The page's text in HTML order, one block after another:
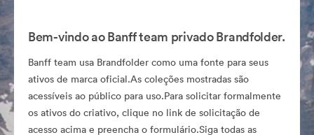
Bem-vindo ao Banff team privado Brandfolder.
Banff team usa Brandfolder como uma fonte para seus
ativos de marca oficial.As coleções mostradas são
acessíveis ao público para uso.Para solicitar formalmente
os ativos do criativo, clique no link de solicitação de
acesso acima e preencha o formulário.Siga todas as